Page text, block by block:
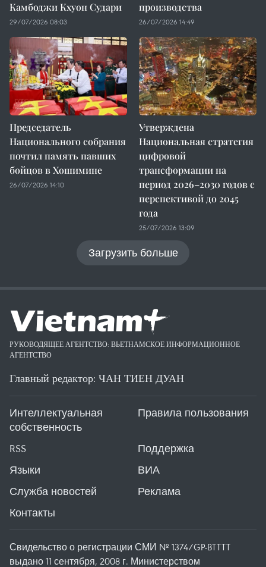
Камбоджи Кхуон Судари
29/07/2026 08:03
производства
26/07/2026 14:49
Председатель
Национального собрания
почтил память павших
бойцов в Хошимине
26/07/2026 14:10
Утверждена
Национальная стратегия
цифровой
трансформации на
период 2026–2030 годов с
перспективой до 2045
года
25/07/2026 13:09
Загрузить больше
РУКОВОДЯЩЕЕ АГЕНТСТВО: ВЬЕТНАМСКОЕ ИНФОРМАЦИОННОЕ
АГЕНТСТВО
Главный редактор: ЧАН ТИЕН ДУАН
Интеллектуальная
собственность
Правила пользования
RSS
Поддержка
Языки
ВИА
Служба новостей
Реклама
Контакты
Свидельство о регистрации СМИ № 1374/GP-BTTTT
выдано 11 сентября, 2008 г. Министерством